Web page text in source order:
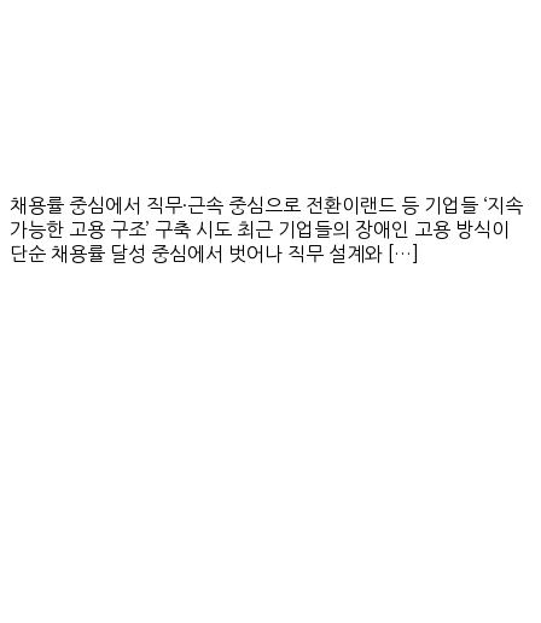
채용률 중심에서 직무·근속 중심으로 전환이랜드 등 기업들 ‘지속
가능한 고용 구조’ 구축 시도 최근 기업들의 장애인 고용 방식이
단순 채용률 달성 중심에서 벗어나 직무 설계와 […]